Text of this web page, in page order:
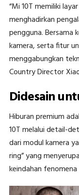
“Mi 10T memiliki
menghadirkan
pengguna. Bersama
kamera, serta fitur
menggabungkan
Country Director
Didesain
Hiburan premium
10T melalui detail-
dari modul kamera
ring” yang
keindahan